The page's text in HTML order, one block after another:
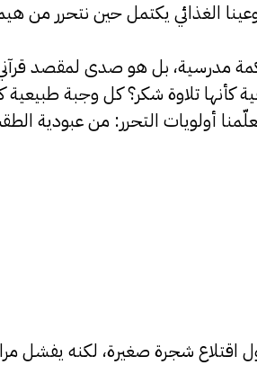
الغذائي يكتمل حين نتحرر من
مدرسية، بل هو صدى لمقصد
كأنها تلاوة شكر؟ كل وجبة طبيعية
أولويات التحرر: من عبودية
شجرة صغيرة، لكنه يفشل